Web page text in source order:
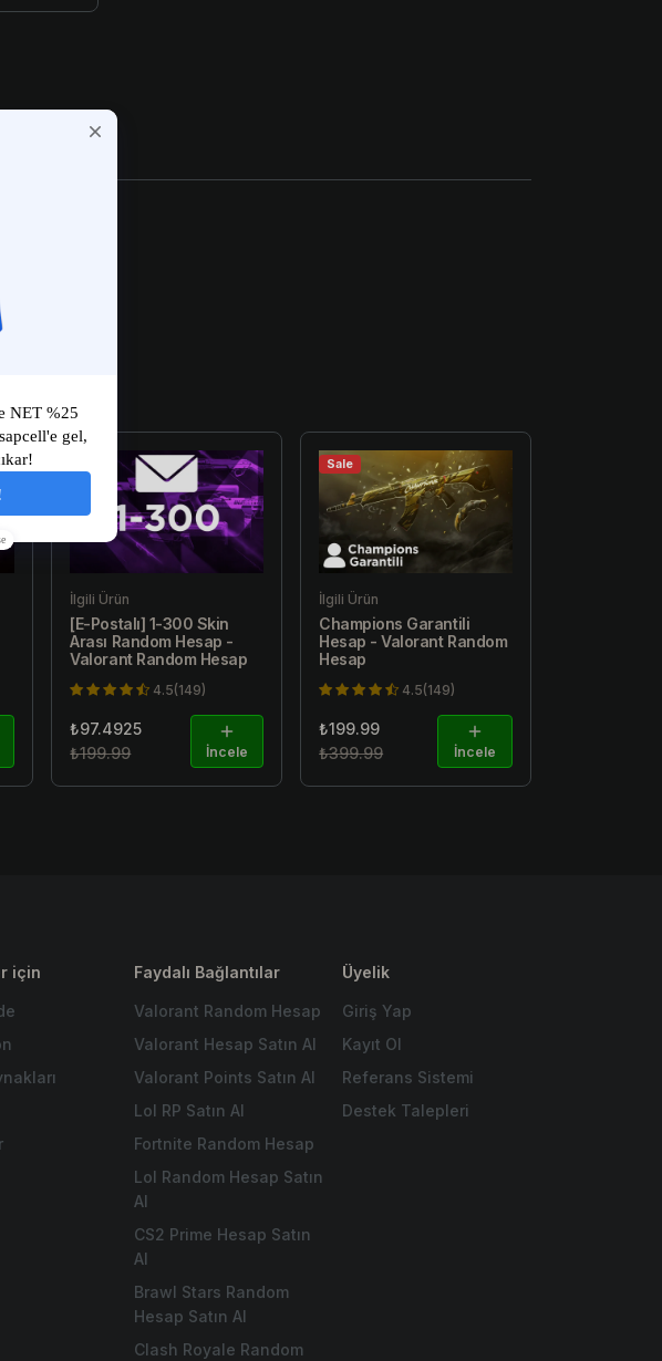
İlgili Ürün
[E-Postalı] 1-300 Skin
Arası Random Hesap -
Valorant Random Hesap
4.5(149)
₺97.4925
₺199.99
İncele
Sale
İlgili Ürün
Champions Garantili
Hesap - Valorant Random
Hesap
4.5(149)
₺199.99
₺399.99
İncele
için Faydalı Bağlantılar
Valorant Random Hesap
Valorant Hesap Satın Al
Valorant Points Satın Al
Lol RP Satın Al
Fortnite Random Hesap
Lol Random Hesap Satın
Al
CS2 Prime Hesap Satın
Al
Brawl Stars Random
Hesap Satın Al
Clash Royale Random
Üyelik
Giriş Yap
Kayıt Ol
Referans Sistemi
Destek Talepleri